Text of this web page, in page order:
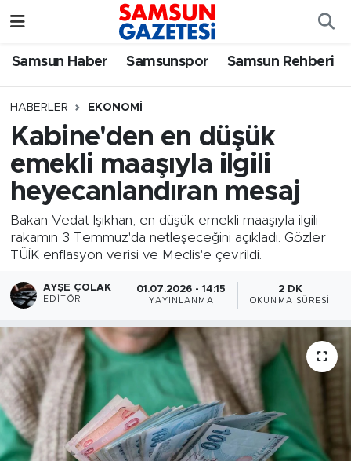
Samsun Haber Samsunspor Samsun Rehberi
HABERLER EKONOMI
Kabine'den en düşük
emekli maaşıyla ilgili
heyecanlandıran mesaj
Bakan Vedat Işıkhan, en düşük emekli maaşıyla ilgili
rakamın 3 Temmuz'da netleşeceğini açıkladı. Gözler
TÜİK enflasyon verisi ve Meclis'e çevrildi.
AYŞE ÇOLAK
EDITÖR
01.07.2026 - 14:15
YAYINLANMA
2 DK
OKUNMA SÜRESI
Samsun Haber
Samsun Rehberi
Resmi İlanlar
Samsun Nöbetçi Eczaneler
Samsun Hava Durumu
SAMSUN Namaz Vakitleri
Samsun Trafik Yoğunluk Haritası
Süper Lig Puan Durumu ve Fikstür
Tüm Manşetler
Son Dakika Haberleri
Haber Arşivi